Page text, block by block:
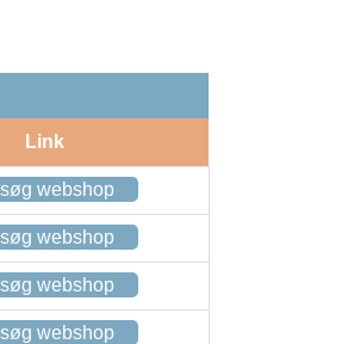
Link
webshop
webshop
webshop
webshop